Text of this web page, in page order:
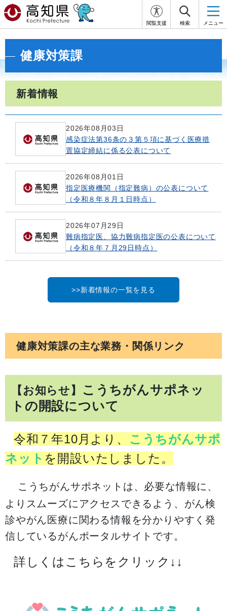
閲覧支援 検索 メニュー
健康対策課
新着情報
2026年08月03日
感染症法第36条の３第５項に基づく医療措
置協定締結に係る公表について
2026年08月01日
指定医療機関（指定難病）の公表について
（令和８年８月１日時点）
2026年07月29日
難病指定医、協力難病指定医の公表について
（令和８年７月29日時点）
>>新着情報の一覧を見る
健康対策課の主な業務・関係リンク
【お知らせ】
こうちがんサポネッ
トの開設について
令和７年10月より、 こうちがんサポ
ネット を開設いたしました。
こうちがんサポネットは、必要な情報に、
よりスムーズにアクセスできるよう、がん検
診やがん医療に関わる情報を分かりやすく発
信しているがんポータルサイトです。
詳しくはこちらをクリック↓↓